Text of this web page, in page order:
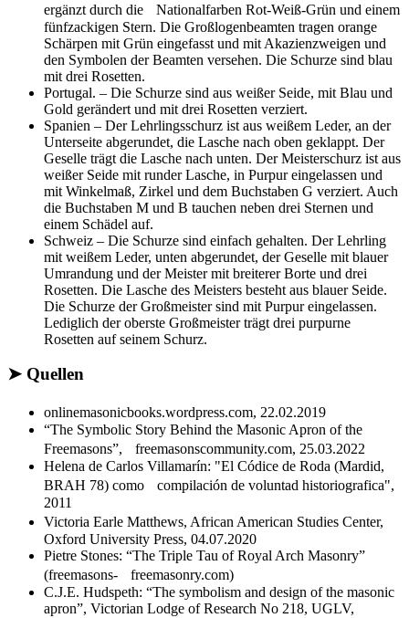
ergänzt durch die Nationalfarben Rot-Weiß-Grün und einem
fünfzackigen Stern. Die Großlogenbeamten tragen orange
Schärpen mit Grün eingefasst und mit Akazienzweigen und
den Symbolen der Beamten versehen. Die Schurze sind blau
mit drei Rosetten.
Portugal. – Die Schurze sind aus weißer Seide, mit Blau und
Gold gerändert und mit drei Rosetten verziert.
Spanien – Der Lehrlingsschurz ist aus weißem Leder, an der
Unterseite abgerundet, die Lasche nach oben geklappt. Der
Geselle trägt die Lasche nach unten. Der Meisterschurz ist aus
weißer Seide mit runder Lasche, in Purpur eingelassen und
mit Winkelmaß, Zirkel und dem Buchstaben G verziert. Auch
die Buchstaben M und B tauchen neben drei Sternen und
einem Schädel auf.
Schweiz – Die Schurze sind einfach gehalten. Der Lehrling
mit weißem Leder, unten abgerundet, der Geselle mit blauer
Umrandung und der Meister mit breiterer Borte und drei
Rosetten. Die Lasche des Meisters besteht aus blauer Seide.
Die Schurze der Großmeister sind mit Purpur eingelassen.
Lediglich der oberste Großmeister trägt drei purpurne
Rosetten auf seinem Schurz.
➤ Quellen
onlinemasonicbooks.wordpress.com, 22.02.2019
“The Symbolic Story Behind the Masonic Apron of the
Freemasons”, freemasonscommunity.com, 25.03.2022
Helena de Carlos Villamarín: "El Códice de Roda (Mardid,
BRAH 78) como compilación de voluntad historiografica",
2011
Victoria Earle Matthews, African American Studies Center,
Oxford University Press, 04.07.2020
Pietre Stones: “The Triple Tau of Royal Arch Masonry”
(freemasons- freemasonry.com)
C.J.E. Hudspeth: “The symbolism and design of the masonic
apron”, Victorian Lodge of Research No 218, UGLV,